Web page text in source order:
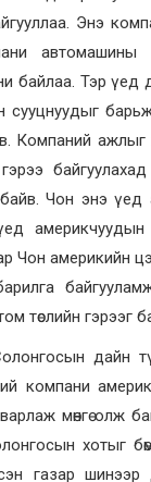
Энэ
автомашины
байлаа. Тэр
Компаний ажлыг
байгуулахад
Чон энэ үед
Чон америкийн
төслийн гэрээг
дайн
компани
мөнгө олж
хотыг
газар